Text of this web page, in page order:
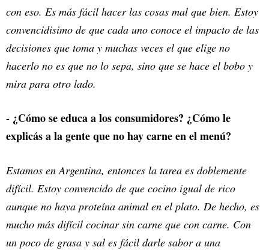
con eso. Es más fácil hacer las cosas mal que bien. Estoy
convencidisimo de que cada uno conoce el impacto de las
decisiones que toma y muchas veces el que elige no
hacerlo no es que no lo sepa, sino que se hace el bobo y
mira para otro lado.
- ¿Cómo se educa a los consumidores? ¿Cómo le
explicás a la gente que no hay carne en el menú?
Estamos en Argentina, entonces la tarea es doblemente
difícil. Estoy convencido de que cocino igual de rico
aunque no haya proteína animal en el plato. De hecho, es
mucho más difícil cocinar sin carne que con carne. Con
un poco de grasa y sal es fácil darle sabor a una